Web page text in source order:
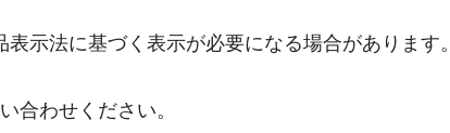
示法に基づく表示が必要になる場合があります。
合わせください。